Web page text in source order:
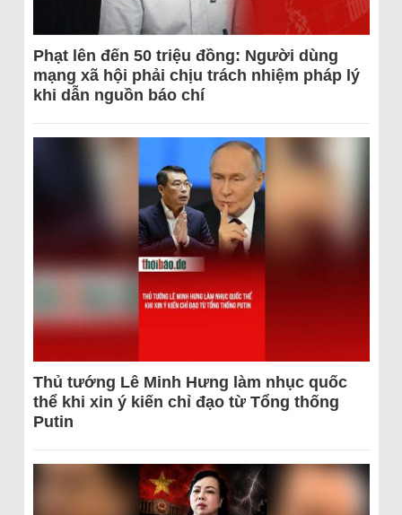
Phạt lên đến 50 triệu đồng: Người dùng
mạng xã hội phải chịu trách nhiệm pháp lý
khi dẫn nguồn báo chí
Thủ tướng Lê Minh Hưng làm nhục quốc
thể khi xin ý kiến chỉ đạo từ Tổng thống
Putin